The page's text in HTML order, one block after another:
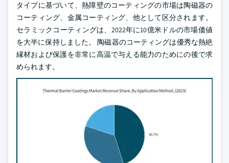
タイプに基づいて、熱障壁のコーティングの市場は陶磁器の
コーティング、金属コーティング、他として区分されます。
セラミックコーティングは、2022年に10億米ドルの市場価値
を大半に保持しました。 陶磁器のコーティングは優秀な熱絶
縁材および保護を非常に高温で与える能力のためにの後で求
められます。